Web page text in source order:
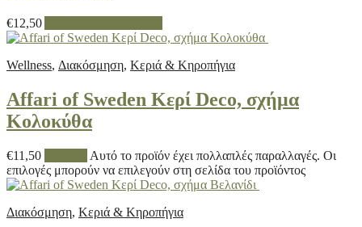
€12,50
Wellness, Διακόσμηση, Κεριά & Κηροπήγια
Affari of Sweden Κερί Deco, σχήμα
Κολοκύθα
€11,50
Αυτό το προϊόν έχει πολλαπλές παραλλαγές. Οι
επιλογές μπορούν να επιλεγούν στη σελίδα του προϊόντος
Διακόσμηση, Κεριά & Κηροπήγια